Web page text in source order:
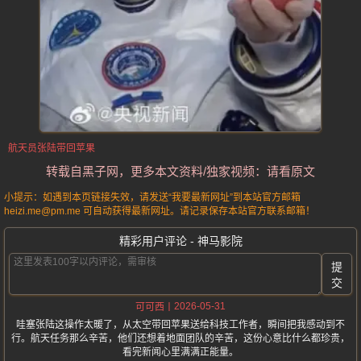
航天员张陆带回苹果
转载自黑子网，更多本文资料/独家视频：请看原文
小提示：如遇到本页链接失效，请发送“我要最新网址”到本站官方邮箱
heizi.me@pm.me 可自动获得最新网址。请记录保存本站官方联系邮箱！
精彩用户评论 - 神马影院
提
交
可可西
2026-05-31
哇塞张陆这操作太暖了，从太空带回苹果送给科技工作者，瞬间把我感动到不
行。航天任务那么辛苦，他们还想着地面团队的辛苦，这份心意比什么都珍贵，
看完新闻心里满满正能量。